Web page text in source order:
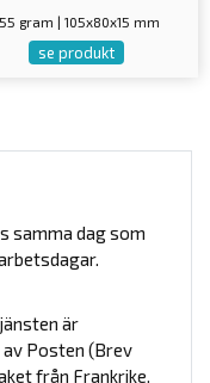
gram | 105x80x15 mm
se produkt
samma dag som
är
Posten (Brev
från Frankrike.